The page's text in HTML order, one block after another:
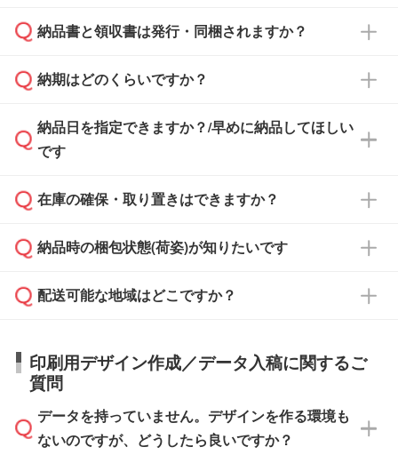
基本的には先入金をお願いしておりますが、自
どの場合は、月末締め翌月末払いに対応可能で
また、卒業・卒園記念品で対策委員会や個人様
校や幼稚園・保育園であれば、同様の条件でご
ご希望の際は担当スタッフまでお気軽にご相談
ください。
納品書と領収書は発行・同梱されますか？
納品書・領収書は ご依頼をいただいた場合の
ず、通常はPDFデータをメール添付でお送りし
ます。
たは注文フォームの『ご注文に関する備考欄』
納期はどのくらいですか？
・印刷する場合(500個程度)
ご入金、イメージ画像の校了から約2週間～2
ご入金確認後、1～2営業日で出荷いたしま
タッフまでお問い合わせください。
ル」に注文予定日をご入力いただくと、おおよ
その締切日や出荷目安をご確認いただけます。
納品日を指定できますか？/早めに納品してほしい
です
ご希望の納期がある場合は、お問い合わせ・お
い。
応が可能かご案内いたします。
す。>>対象商品はこちら
※最短出荷日は商品によって異なります。各商
品ページにてご確認ください
在庫の確保・取り置きはできますか？
ご入金確認後に在庫を確保し、注文確定のご連
はできかねますので予めご了承ください。
納品時の梱包状態(荷姿)が知りたいです
商品によって異なります。各ページにある商品
す。(白箱、化粧箱、ブリスターパックなど)
【袋入り】 商品がひとつずつ袋に入っていま
す。(透明袋、デザイン袋など)
【個包装なし】 個包装がされていない状態で
配送可能な地域はどこですか？
日本全国へお届けが可能です。なお、海外への
直接納品は行っておりませんので予めご了承く
ださい。
印刷用デザイン作成／データ入稿に関するご
質問
データを持っていません。デザインを作る環境も
ないのですが、どうしたら良いですか？